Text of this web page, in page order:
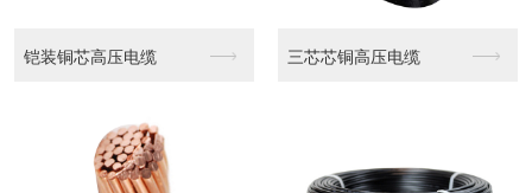
WDZN-YJY 0... WDZN-YJY 0...